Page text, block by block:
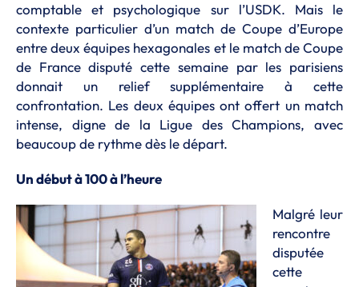
comptable et psychologique sur l’USDK. Mais le
contexte particulier d’un match de Coupe d’Europe
entre deux équipes hexagonales et le match de Coupe
de France disputé cette semaine par les parisiens
donnait un relief supplémentaire à cette
confrontation. Les deux équipes ont offert un match
intense, digne de la Ligue des Champions, avec
beaucoup de rythme dès le départ.
Un début à 100 à l’heure
Malgré leur
rencontre
disputée
cette